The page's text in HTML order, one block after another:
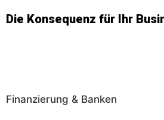
Die Konsequenz für Ihr
Finanzierung & Banken